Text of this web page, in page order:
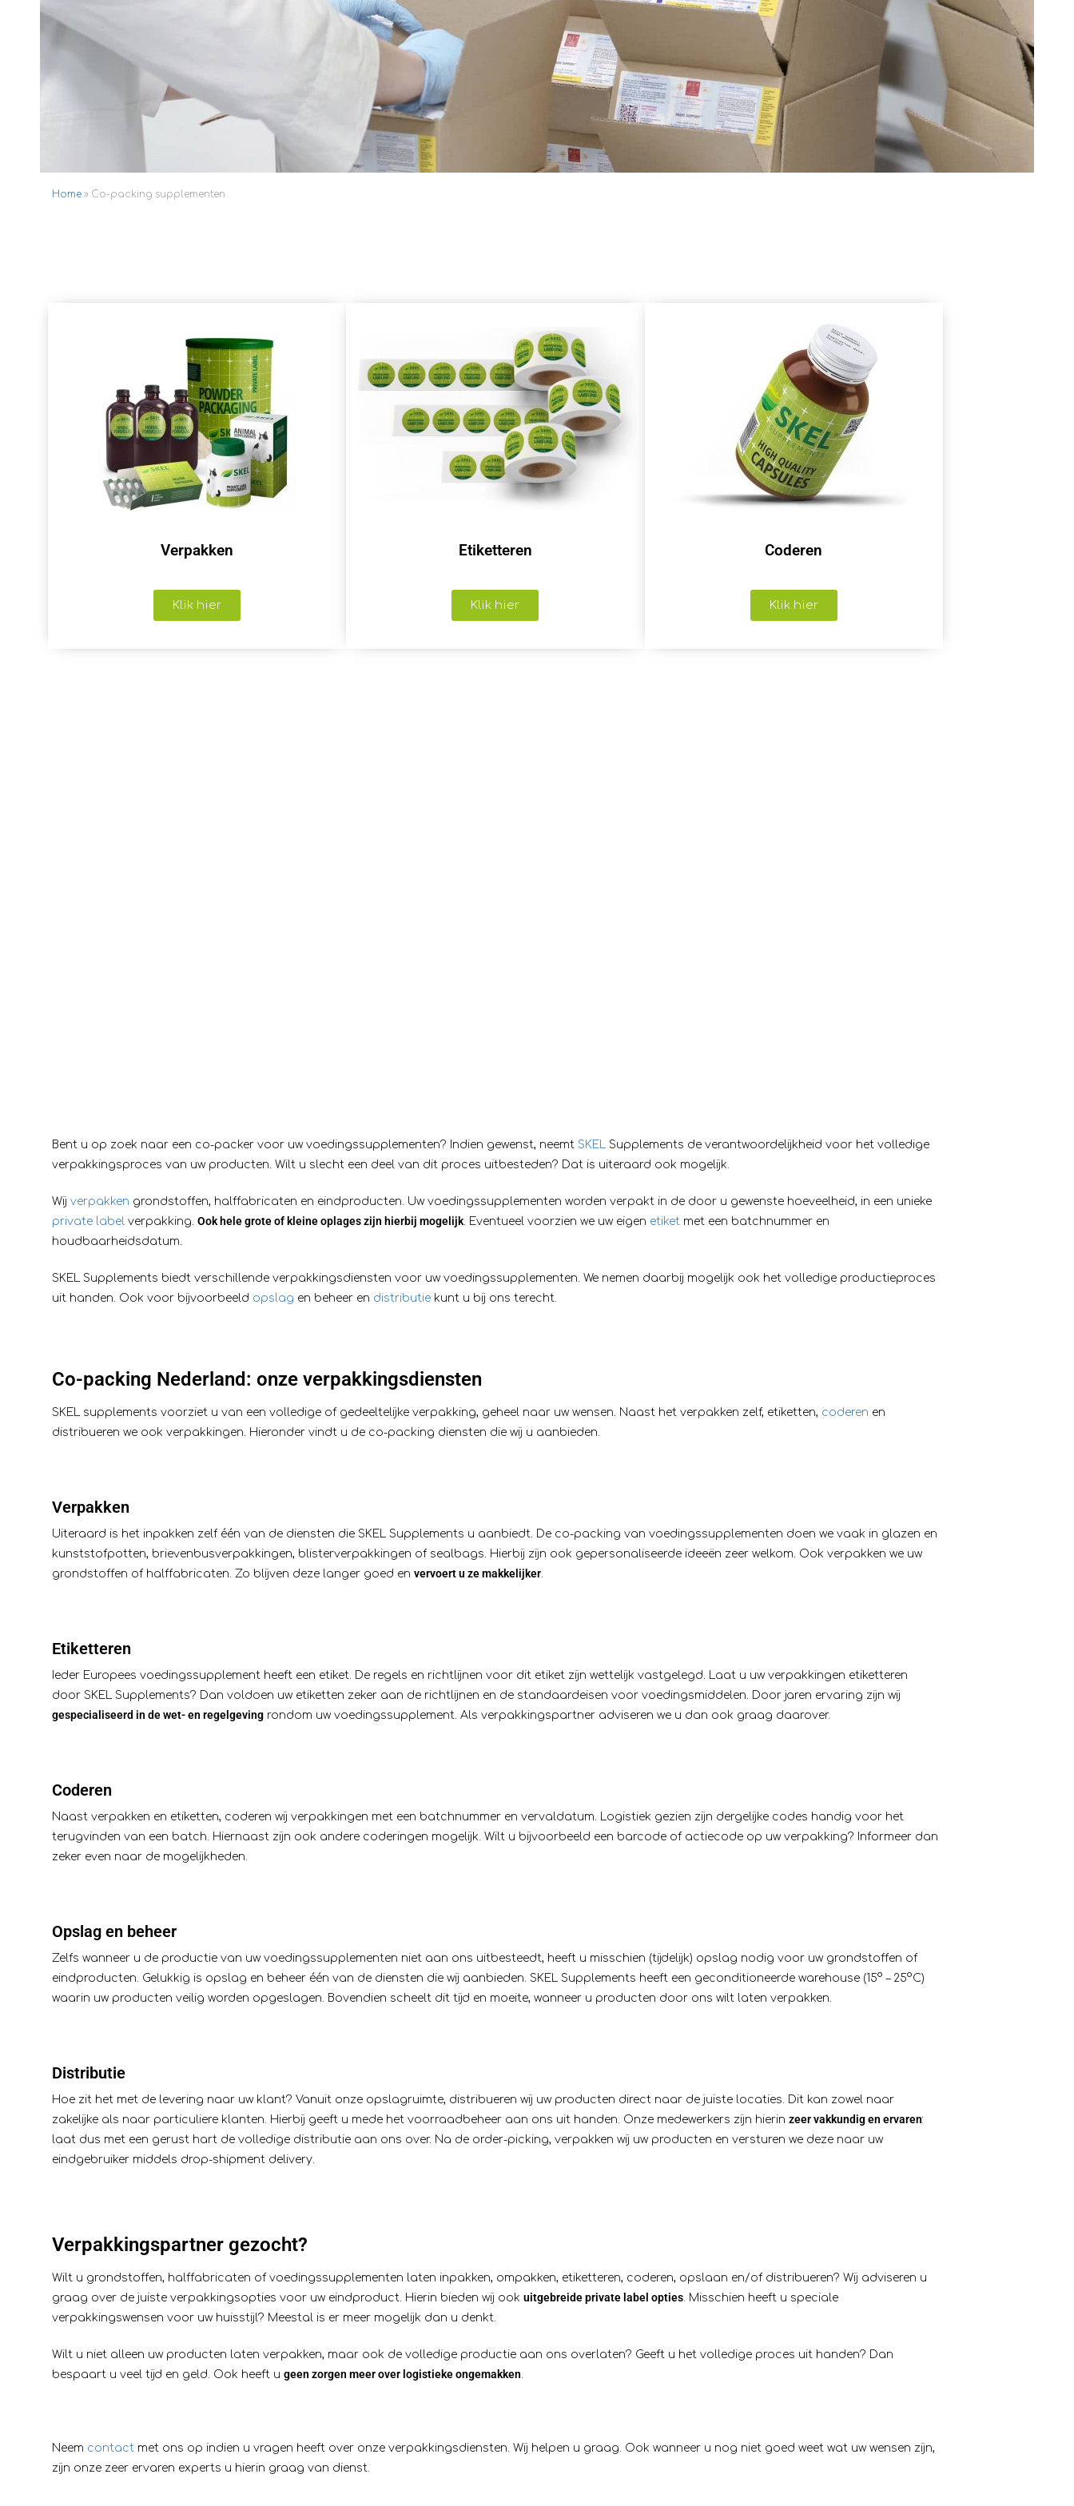
Home » Co-packing supplementen
Verpakken
Klik hier
Etiketteren
Klik hier
Coderen
Klik hier
Bent u op zoek naar een co-packer voor uw voedingssupplementen? Indien gewenst, neemt SKEL
Supplements de verantwoordelijkheid voor het volledige
verpakkingsproces van uw producten. Wilt u slecht een deel van dit proces uitbesteden? Dat is uiteraard ook mogelijk.
Wij verpakken grondstoffen, halffabricaten en eindproducten. Uw voedingssupplementen worden verpakt in de door u gewenste hoeveelheid, in een unieke
private label verpakking. Ook hele grote of kleine oplages zijn hierbij mogelijk . Eventueel voorzien we uw eigen etiket met een batchnummer en
houdbaarheidsdatum.
SKEL Supplements biedt verschillende verpakkingsdiensten voor uw voedingssupplementen. We nemen daarbij mogelijk ook het volledige productieproces
uit handen. Ook voor bijvoorbeeld opslag en beheer en distributie kunt u bij ons terecht.
Co-packing Nederland: onze verpakkingsdiensten
SKEL supplements voorziet u van een volledige of gedeeltelijke verpakking, geheel naar uw wensen. Naast het verpakken zelf, etiketten, coderen en
distribueren we ook verpakkingen. Hieronder vindt u de co-packing diensten die wij u aanbieden.
Verpakken
Uiteraard is het inpakken zelf één van de diensten die SKEL Supplements u aanbiedt. De co-packing van voedingssupplementen doen we vaak in glazen en
kunststofpotten, brievenbusverpakkingen, blisterverpakkingen of sealbags. Hierbij zijn ook gepersonaliseerde ideeën zeer welkom. Ook verpakken we uw
grondstoffen of halffabricaten. Zo blijven deze langer goed en vervoert u ze makkelijker
Etiketteren
Ieder Europees voedingssupplement heeft een etiket. De regels en richtlijnen voor dit etiket zijn wettelijk vastgelegd. Laat u uw verpakkingen etiketteren
door SKEL Supplements? Dan voldoen uw etiketten zeker aan de richtlijnen en de standaardeisen voor voedingsmiddelen. Door jaren ervaring zijn wij
gespecialiseerd in de wet- en regelgeving rondom uw voedingssupplement. Als verpakkingspartner adviseren we u dan ook graag daarover.
Coderen
Naast verpakken en etiketten, coderen wij verpakkingen met een batchnummer en vervaldatum. Logistiek gezien zijn dergelijke codes handig voor het
terugvinden van een batch. Hiernaast zijn ook andere coderingen mogelijk. Wilt u bijvoorbeeld een barcode of actiecode op uw verpakking? Informeer dan
zeker even naar de mogelijkheden.
Opslag en beheer
Zelfs wanneer u de productie van uw voedingssupplementen niet aan ons uitbesteedt, heeft u misschien (tijdelijk) opslag nodig voor uw grondstoffen of
eindproducten. Gelukkig is opslag en beheer één van de diensten die wij aanbieden. SKEL Supplements heeft een geconditioneerde warehouse (15° – 25°C)
waarin uw producten veilig worden opgeslagen. Bovendien scheelt dit tijd en moeite, wanneer u producten door ons wilt laten verpakken.
Distributie
Hoe zit het met de levering naar uw klant? Vanuit onze opslagruimte, distribueren wij uw producten direct naar de juiste locaties. Dit kan zowel naar
zakelijke als naar particuliere klanten. Hierbij geeft u mede het voorraadbeheer aan ons uit handen. Onze medewerkers zijn hierin zeer vakkundig en ervaren:
laat dus met een gerust hart de volledige distributie aan ons over. Na de order-picking, verpakken wij uw producten en versturen we deze naar uw
eindgebruiker middels drop-shipment delivery.
Verpakkingspartner gezocht?
Wilt u grondstoffen, halffabricaten of voedingssupplementen laten inpakken, ompakken, etiketteren, coderen, opslaan en/of distribueren? Wij adviseren u
graag over de juiste verpakkingsopties voor uw eindproduct. Hierin bieden wij ook uitgebreide private label opties . Misschien heeft u speciale
verpakkingswensen voor uw huisstijl? Meestal is er meer mogelijk dan u denkt.
Wilt u niet alleen uw producten laten verpakken, maar ook de volledige productie aan ons overlaten? Geeft u het volledige proces uit handen? Dan
bespaart u veel tijd en geld. Ook heeft u geen zorgen meer over logistieke ongemakken
Neem contact met ons op indien u vragen heeft over onze verpakkingsdiensten. Wij helpen u graag. Ook wanneer u nog niet goed weet wat uw wensen zijn,
zijn onze zeer ervaren experts u hierin graag van dienst.